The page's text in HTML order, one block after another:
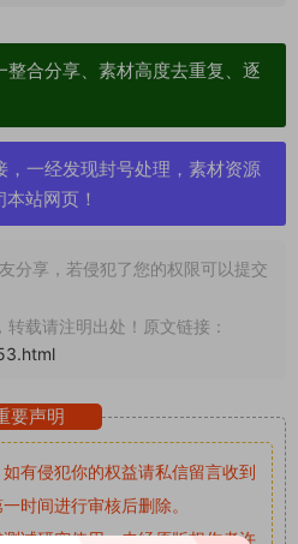
整合分享、素材高度去重复、逐
，一经发现封号处理，素材资源
站网页！
分享，若侵犯了您的权限可以提交
载请注明出处！原文链接：
要声明
有侵犯你的权益请私信留言收到
时间进行审核后删除。
试研究使用，未经原版权作者许